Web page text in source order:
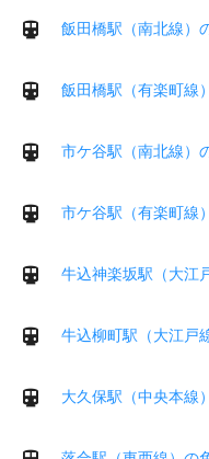
飯田橋駅（南北線）
飯田橋駅（有楽町線
市ケ谷駅（南北線）
市ケ谷駅（有楽町線
牛込神楽坂駅（大江
牛込柳町駅（大江戸
大久保駅（中央本線